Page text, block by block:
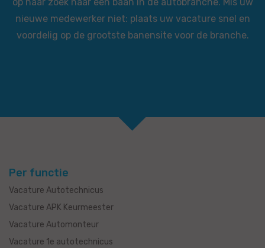
nieuwe medewerker niet: plaats uw vacature snel en
voordelig op de grootste banensite voor de branche.
Per functie
Vacature Autotechnicus
Vacature APK Keurmeester
Vacature Automonteur
Vacature 1e autotechnicus